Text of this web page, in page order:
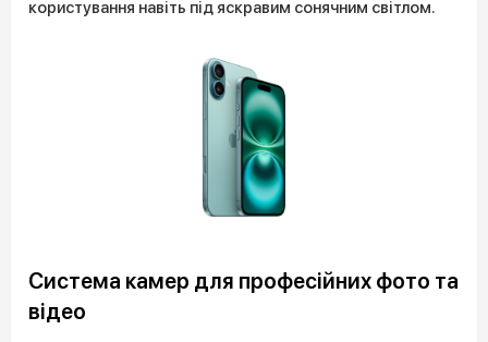
користування навіть під яскравим сонячним світлом.
Система камер для професійних фото та
відео